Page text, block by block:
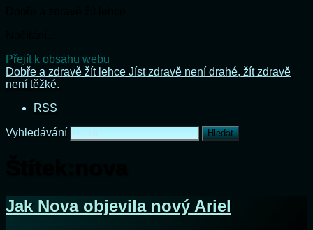
Přejít k obsahu webu
Dobře a zdravě žít lehce Jíst zdravě není drahé, žít zdravě
není těžké.
RSS
Vyhledávání
Jak Nova objevila nový Ariel